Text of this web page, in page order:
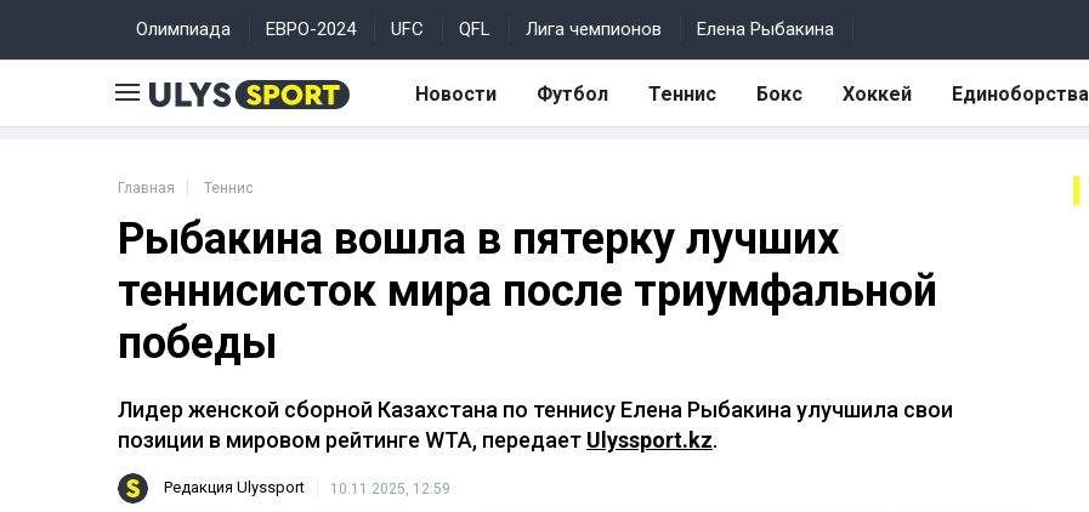
Олимпиада ЕВРО-2024 UFC QFL Лига чемпионов Елена Рыбакина
Новости Футбол Теннис Бокс Хоккей Единоборства
Главная Теннис
Рыбакина вошла в пятерку лучших
теннисисток мира после триумфальной
победы
Лидер женской сборной Казахстана по теннису Елена Рыбакина улучшила свои
позиции в мировом рейтинге WTA, передает Ulyssport.kz.
Редакция Ulyssport 10.11.2025, 12:59